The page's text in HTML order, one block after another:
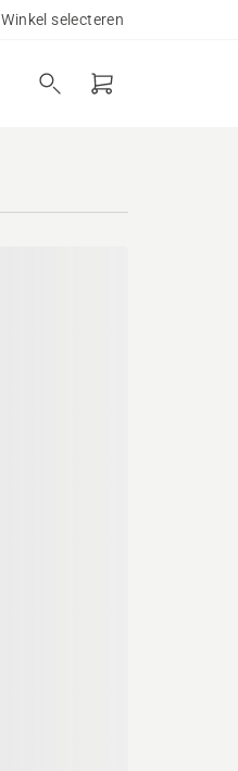
Winkel selecteren